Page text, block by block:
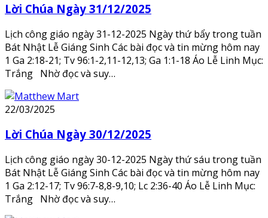
Lời Chúa Ngày 31/12/2025
Lịch công giáo ngày 31-12-2025 Ngày thứ bẩy trong tuần
Bát Nhật Lễ Giáng Sinh Các bài đọc và tin mừng hôm nay
1 Ga 2:18-21; Tv 96:1-2,11-12,13; Ga 1:1-18 Áo Lễ Linh Mục:
Trắng Nhờ đọc và suy…
22/03/2025
Lời Chúa Ngày 30/12/2025
Lịch công giáo ngày 30-12-2025 Ngày thứ sáu trong tuần
Bát Nhật Lễ Giáng Sinh Các bài đọc và tin mừng hôm nay
1 Ga 2:12-17; Tv 96:7-8,8-9,10; Lc 2:36-40 Áo Lễ Linh Mục:
Trắng Nhờ đọc và suy…